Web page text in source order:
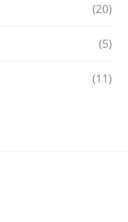
(20)
(5)
(11)